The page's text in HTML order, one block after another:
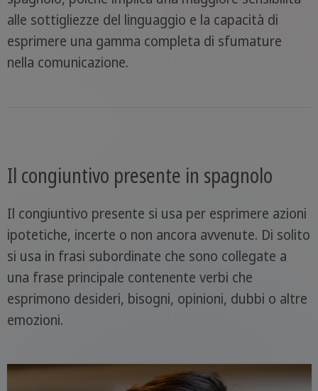
alle sottigliezze del linguaggio e la capacità di
esprimere una gamma completa di sfumature
nella comunicazione.
Il congiuntivo presente in spagnolo
Il congiuntivo presente si usa per esprimere azioni
ipotetiche, incerte o non ancora avvenute. Di solito
si usa in frasi subordinate che sono collegate a
una frase principale contenente verbi che
esprimono desideri, bisogni, opinioni, dubbi o altre
emozioni.